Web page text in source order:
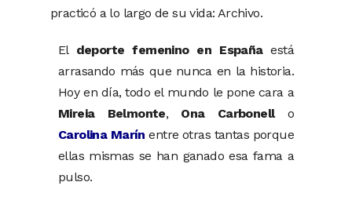
practicó a lo largo de su vida: Archivo.
El deporte femenino en Españaestá
arrasando más que nunca en la historia.
Hoy en día, todo el mundo le pone cara a
Mireia Belmonte, Ona Carbonello
Carolina Marín entre otras tantas porque
ellas mismas se han ganado esa fama a
pulso.